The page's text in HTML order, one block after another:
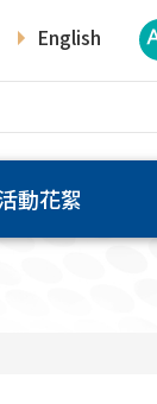
English
動花絮